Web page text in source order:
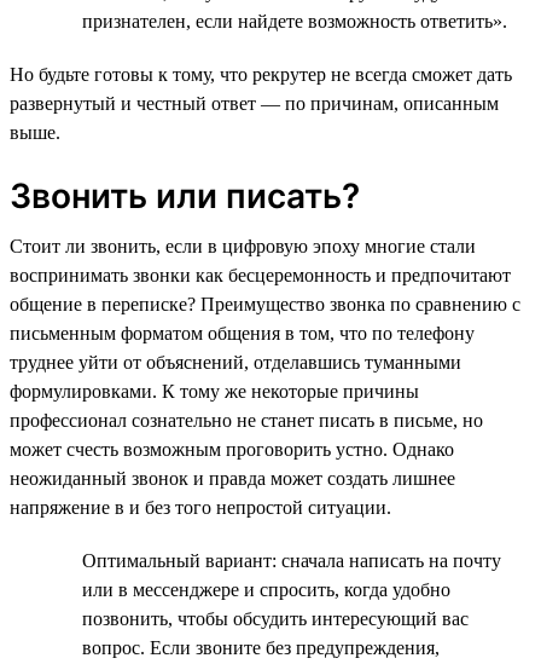
признателен, если найдете возможность ответить».
Но будьте готовы к тому, что рекрутер не всегда сможет дать
развернутый и честный ответ — по причинам, описанным
выше.
Звонить или писать?
Стоит ли звонить, если в цифровую эпоху многие стали
воспринимать звонки как бесцеремонность и предпочитают
общение в переписке? Преимущество звонка по сравнению с
письменным форматом общения в том, что по телефону
труднее уйти от объяснений, отделавшись туманными
формулировками. К тому же некоторые причины
профессионал сознательно не станет писать в письме, но
может счесть возможным проговорить устно. Однако
неожиданный звонок и правда может создать лишнее
напряжение в и без того непростой ситуации.
Оптимальный вариант: сначала написать на почту
или в мессенджере и спросить, когда удобно
позвонить, чтобы обсудить интересующий вас
вопрос. Если звоните без предупреждения,